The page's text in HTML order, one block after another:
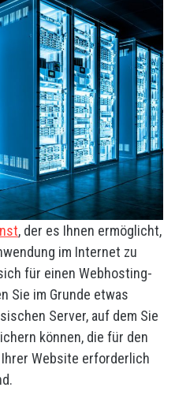
, der es Ihnen ermöglicht,
im Internet zu
für einen Webhosting-
Sie im Grunde etwas
Server, auf dem Sie
können, die für den
Website erforderlich